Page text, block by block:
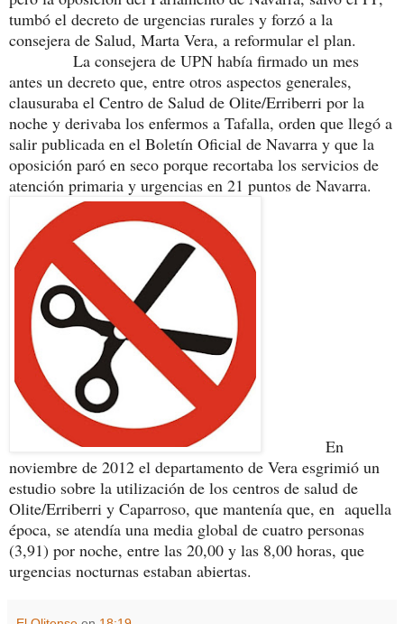
tumbó el decreto de urgencias rurales y forzó a la
consejera de Salud, Marta Vera, a reformular el plan.
La consejera de UPN había firmado un mes
antes un decreto que, entre otros aspectos generales,
clausuraba el Centro de Salud de Olite/Erriberri por la
noche y derivaba los enfermos a Tafalla, orden que llegó a
salir publicada en el Boletín Oficial de Navarra y que la
oposición paró en seco porque recortaba los servicios de
atención primaria y urgencias en 21 puntos de Navarra.
En
noviembre de 2012 el departamento de Vera esgrimió un
estudio sobre la utilización de los centros de salud de
Olite/Erriberri y Caparroso, que mantenía que, en aquella
época, se atendía una media global de cuatro personas
(3,91) por noche, entre las 20,00 y las 8,00 horas, que
urgencias nocturnas estaban abiertas.